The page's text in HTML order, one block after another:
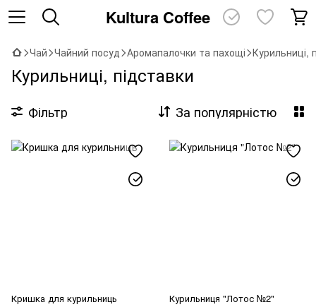
Kultura Coffee
Чай Чайний посуд Аромапалочки та пахощі Курильниці,
Курильниці, підставки
Фільтр За популярністю
Кришка для курильниць Курильниця "Лотос №2"